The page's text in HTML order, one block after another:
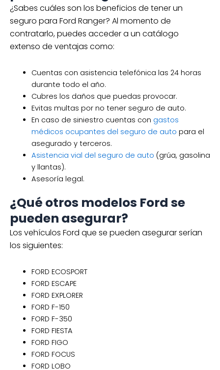
¿Sabes cuáles son los beneficios de tener un
seguro para Ford Ranger? Al momento de
contratarlo, puedes acceder a un catálogo
extenso de ventajas como:
Cuentas con asistencia telefónica las 24 horas
durante todo el año.
Cubres los daños que puedas provocar.
Evitas multas por no tener seguro de auto.
En caso de siniestro cuentas con gastos
médicos ocupantes del seguro de auto para el
asegurado y terceros.
Asistencia vial del seguro de auto (grúa, gasolina
y llantas).
Asesoría legal.
¿Qué otros modelos Ford se
pueden asegurar?
Los vehículos Ford que se pueden asegurar serían
los siguientes:
FORD ECOSPORT
FORD ESCAPE
FORD EXPLORER
FORD F-150
FORD F-350
FORD FIESTA
FORD FIGO
FORD FOCUS
FORD LOBO